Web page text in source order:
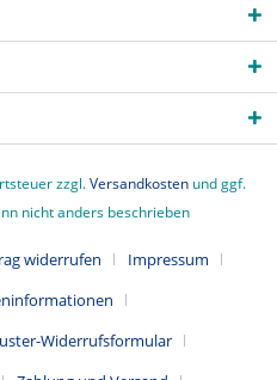
zzgl.Versandkosten und ggf.
nicht anders beschrieben
widerrufen
Impressum
Widerrufsformular